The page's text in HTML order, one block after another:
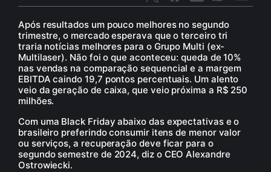
Após resultados um pouco melhores no segundo
trimestre, o mercado esperava que o terceiro tri
traria notícias melhores para o Grupo Multi (ex-
Multilaser). Não foi o que aconteceu: queda de 10%
nas vendas na comparação sequencial e a margem
EBITDA caindo 19,7 pontos percentuais. Um alento
veio da geração de caixa, que veio próxima a R$ 250
milhões.
Com uma Black Friday abaixo das expectativas e o
brasileiro preferindo consumir itens de menor valor
ou serviços, a recuperação deve ficar para o
segundo semestre de 2024, diz o CEO Alexandre
Ostrowiecki.